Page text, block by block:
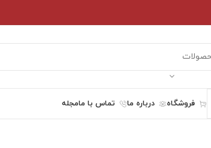
فروشگاه درباره ما تماس با مامجله